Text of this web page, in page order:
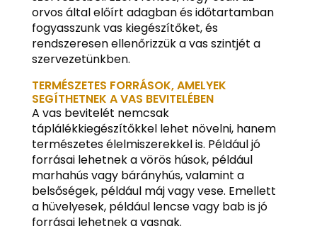
orvos által előírt adagban és időtartamban
fogyasszunk vas kiegészítőket, és
rendszeresen ellenőrizzük a vas szintjét a
szervezetünkben.
TERMÉSZETES FORRÁSOK, AMELYEK
SEGÍTHETNEK A VAS BEVITELÉBEN
A vas bevitelét nemcsak
táplálékkiegészítőkkel lehet növelni, hanem
természetes élelmiszerekkel is. Például jó
forrásai lehetnek a vörös húsok, például
marhahús vagy bárányhús, valamint a
belsőségek, például máj vagy vese. Emellett
a hüvelyesek, például lencse vagy bab is jó
forrásai lehetnek a vasnak.